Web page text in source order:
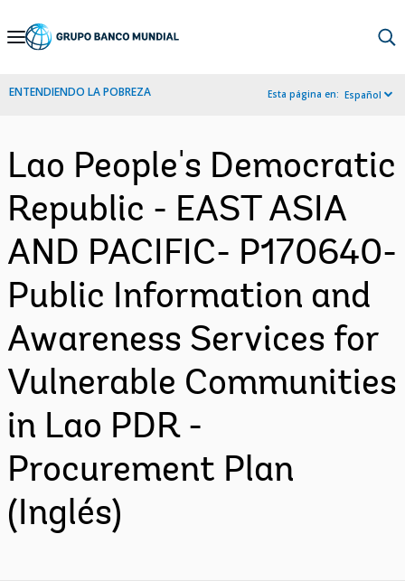
Skip
Navigation
ENTENDIENDO LA POBREZA Esta página en: Español
Lao People's Democratic
Republic - EAST ASIA
AND PACIFIC- P170640-
Public Information and
Awareness Services for
Vulnerable Communities
in Lao PDR -
Procurement Plan
(Inglés)